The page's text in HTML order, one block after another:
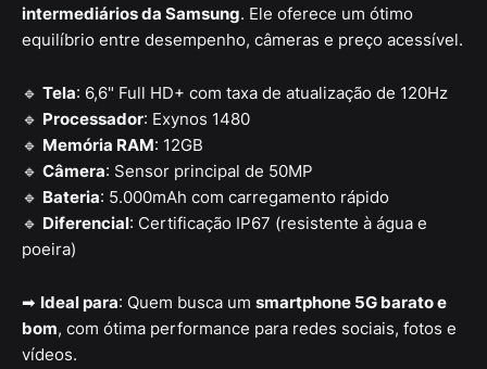
intermediários da Samsung. Ele oferece um ótimo
equilíbrio entre desempenho, câmeras e preço acessível.
🔹 Tela: 6,6" Full HD+ com taxa de atualização de 120Hz
🔹 Processador: Exynos 1480
🔹 Memória RAM: 12GB
🔹 Câmera: Sensor principal de 50MP
🔹 Bateria: 5.000mAh com carregamento rápido
🔹 Diferencial: Certificação IP67 (resistente à água e
poeira)
➡ Ideal para: Quem busca um smartphone 5G barato e
bom, com ótima performance para redes sociais, fotos e
vídeos.